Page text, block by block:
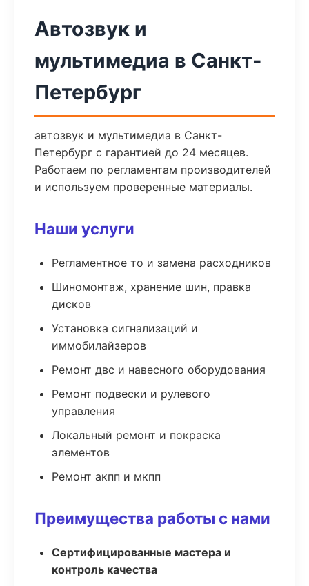
Автозвук и
мультимедиа в Санкт-
Петербург
автозвук и мультимедиа в Санкт-
Петербург с гарантией до 24 месяцев.
Работаем по регламентам производителей
и используем проверенные материалы.
Наши услуги
Регламентное то и замена расходников
Шиномонтаж, хранение шин, правка
дисков
Установка сигнализаций и
иммобилайзеров
Ремонт двс и навесного оборудования
Ремонт подвески и рулевого
управления
Локальный ремонт и покраска
элементов
Ремонт акпп и мкпп
Преимущества работы с нами
Сертифицированные мастера и
контроль качества